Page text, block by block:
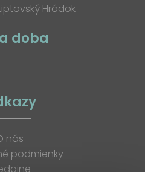
Hrádok
doba
nás
podmienky